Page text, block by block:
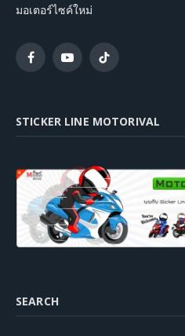
มอเตอร์ไซค์ใหม่
FacebookYouTubeTikTok
STICKER LINE MOTORIVAL
SEARCH